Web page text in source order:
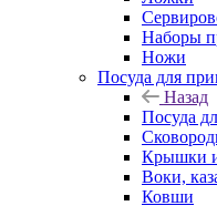
Наборы
Ножи
Посуда для
Назад
Посуда
Крышки
Воки,
Ковши